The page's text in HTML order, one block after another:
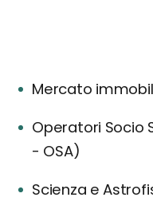
Mercato
Operatori Socio
- OSA)
Scienza e